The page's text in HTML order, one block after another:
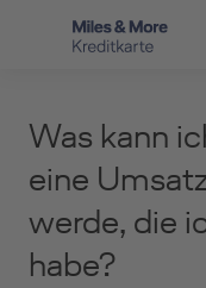
Direkt
Direkt zum
Selbstständige
Unternehmen
Service
Miles & More
Schritt für Schritt
Was kann
eine
werde, die
habe?